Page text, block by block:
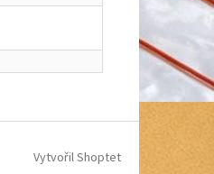
Vytvořil Shoptet